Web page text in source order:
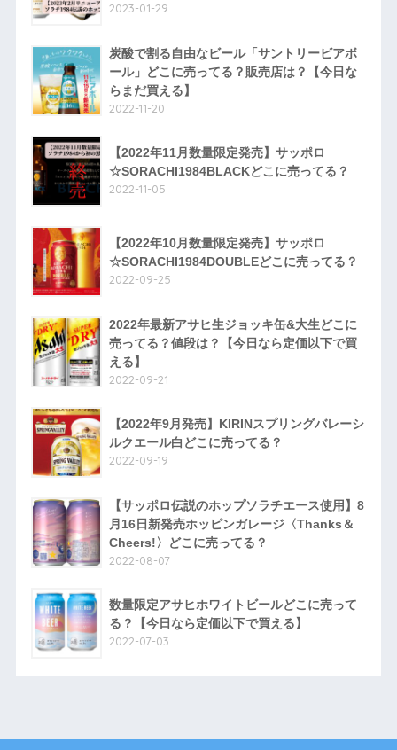
2023-01-29
炭酸で割る自由なビール「サントリービアボ
ール」どこに売ってる？販売店は？【今日な
らまだ買える】
2022-11-20
【2022年11月数量限定発売】サッポロ
☆SORACHI1984BLACKどこに売ってる？
2022-11-05
【2022年10月数量限定発売】サッポロ
☆SORACHI1984DOUBLEどこに売ってる？
2022-09-25
2022年最新アサヒ生ジョッキ缶&大生どこに
売ってる？値段は？【今日なら定価以下で買
える】
2022-09-21
【2022年9月発売】KIRINスプリングバレーシ
ルクエール白どこに売ってる？
2022-09-19
【サッポロ伝説のホップソラチエース使用】8
月16日新発売ホッピンガレージ〈Thanks＆
Cheers!〉どこに売ってる？
2022-08-07
数量限定アサヒホワイトビールどこに売って
る？【今日なら定価以下で買える】
2022-07-03